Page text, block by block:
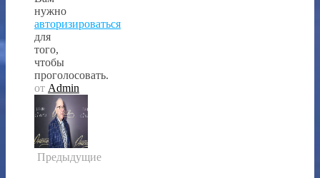
нужно
авторизироваться
для
того,
чтобы
проголосовать.
от Admin
Предыдущие